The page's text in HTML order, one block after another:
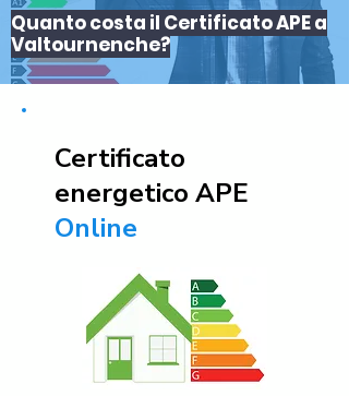
Quanto costa il Certificato APE a
Valtournenche?
Certificato
energetico APE
Online